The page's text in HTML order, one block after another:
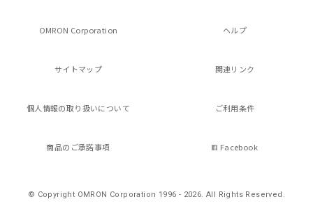
OMRON Corporation ヘルプ
サイトマップ 関連リンク
個人情報の取り扱いについて ご利用条件
商品のご承諾事項 Facebook
© Copyright OMRON Corporation 1996 - 2026.All Rights Reserved.